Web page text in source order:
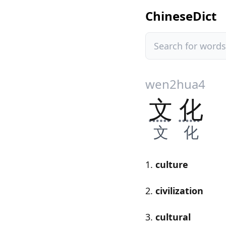
ChineseDict
文
wen2
文
化
hua4
化
culture
civilization
cultural